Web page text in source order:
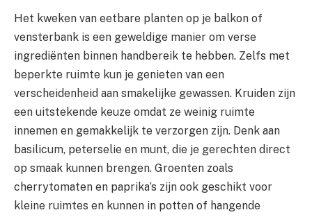
Het kweken van eetbare planten op je balkon of
vensterbank is een geweldige manier om verse
ingrediënten binnen handbereik te hebben. Zelfs met
beperkte ruimte kun je genieten van een
verscheidenheid aan smakelijke gewassen. Kruiden zijn
een uitstekende keuze omdat ze weinig ruimte
innemen en gemakkelijk te verzorgen zijn. Denk aan
basilicum, peterselie en munt, die je gerechten direct
op smaak kunnen brengen. Groenten zoals
cherrytomaten en paprika’s zijn ook geschikt voor
kleine ruimtes en kunnen in potten of hangende